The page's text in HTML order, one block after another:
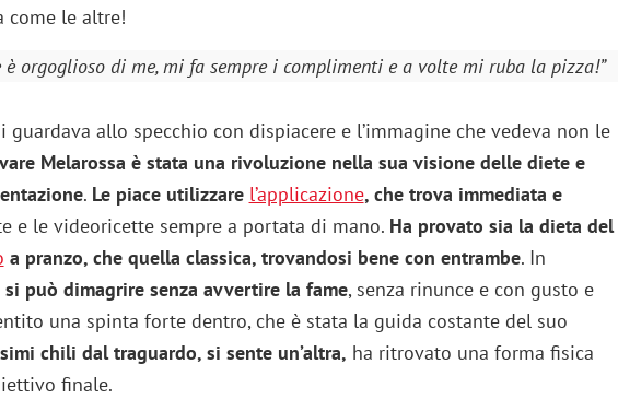
come le altre!
orgoglioso di me, mi fa sempre i complimenti e a volte mi ruba la pizza!”
guardava allo specchio con dispiacere e l’immagine che vedeva non le
Melarossa è stata una rivoluzione nella sua visione delle diete e
. Le piace utilizzare l’applicazione, che trova immediata e
e le videoricette sempre a portata di mano. Ha provato sia la dieta del
a pranzo, che quella classica, trovandosi bene con entrambe. In
si può dimagrire senza avvertire la fame, senza rinunce e con gusto e
una spinta forte dentro, che è stata la guida costante del suo
chili dal traguardo, si sente un’altra, ha ritrovato una forma fisica
finale.